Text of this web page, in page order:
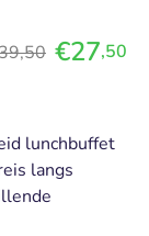
€27,50
lunchbuffet
langs